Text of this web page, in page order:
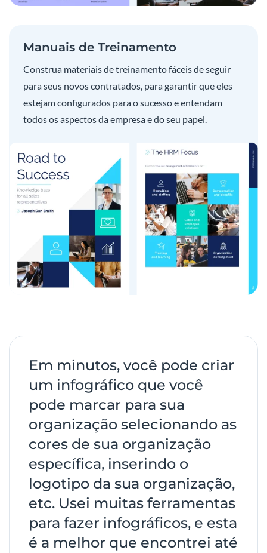
Manuais de Treinamento
Construa materiais de treinamento fáceis de seguir
para seus novos contratados, para garantir que eles
estejam configurados para o sucesso e entendam
todos os aspectos da empresa e do seu papel.
Em minutos, você pode criar
um infográfico que você
pode marcar para sua
organização selecionando as
cores de sua organização
específica, inserindo o
logotipo da sua organização,
etc. Usei muitas ferramentas
para fazer infográficos, e esta
é a melhor que encontrei até